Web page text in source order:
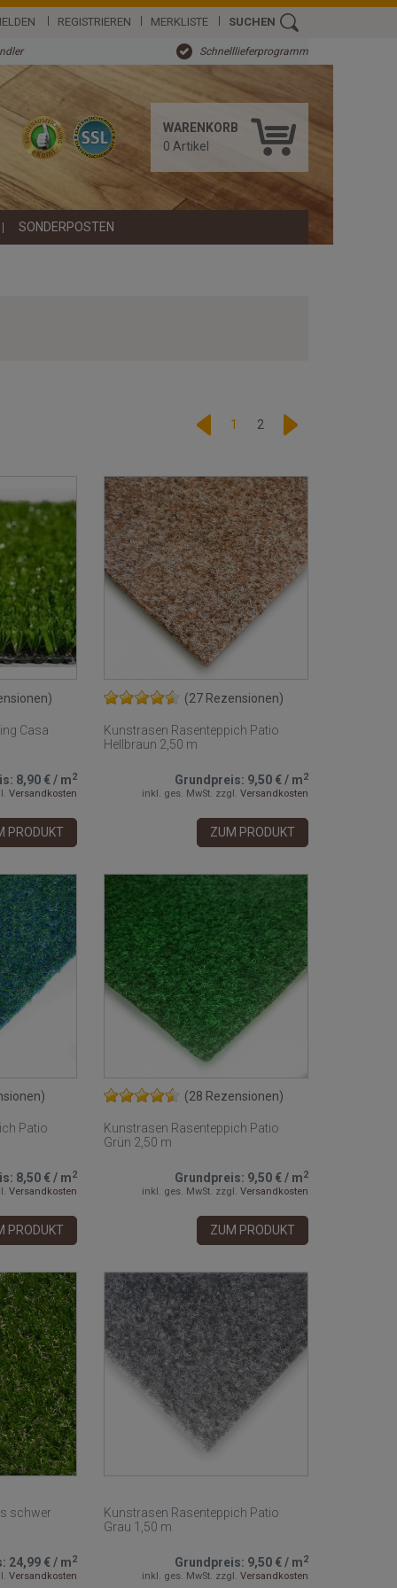
REGISTRIEREN MERKLISTE SUCHEN
Schnelllieferprogramm
WARENKORB
0 Artikel
SONDERPOSTEN
1 2
Casa
8,90 €/ m2
Versandkosten
PRODUKT
(27 Rezensionen)
Kunstrasen Rasenteppich Patio
Hellbraun 2,50 m
Grundpreis: 9,50 €/ m2
inkl. ges. MwSt. zzgl. Versandkosten
ZUM PRODUKT
Patio
8,50 €/ m2
Versandkosten
PRODUKT
(28 Rezensionen)
Kunstrasen Rasenteppich Patio
Grün 2,50 m
Grundpreis: 9,50 €/ m2
inkl. ges. MwSt. zzgl. Versandkosten
ZUM PRODUKT
schwer
24,99 €/ m2
Versandkosten
Kunstrasen Rasenteppich Patio
Grau 1,50 m
Grundpreis: 9,50 €/ m2
inkl. ges. MwSt. zzgl. Versandkosten